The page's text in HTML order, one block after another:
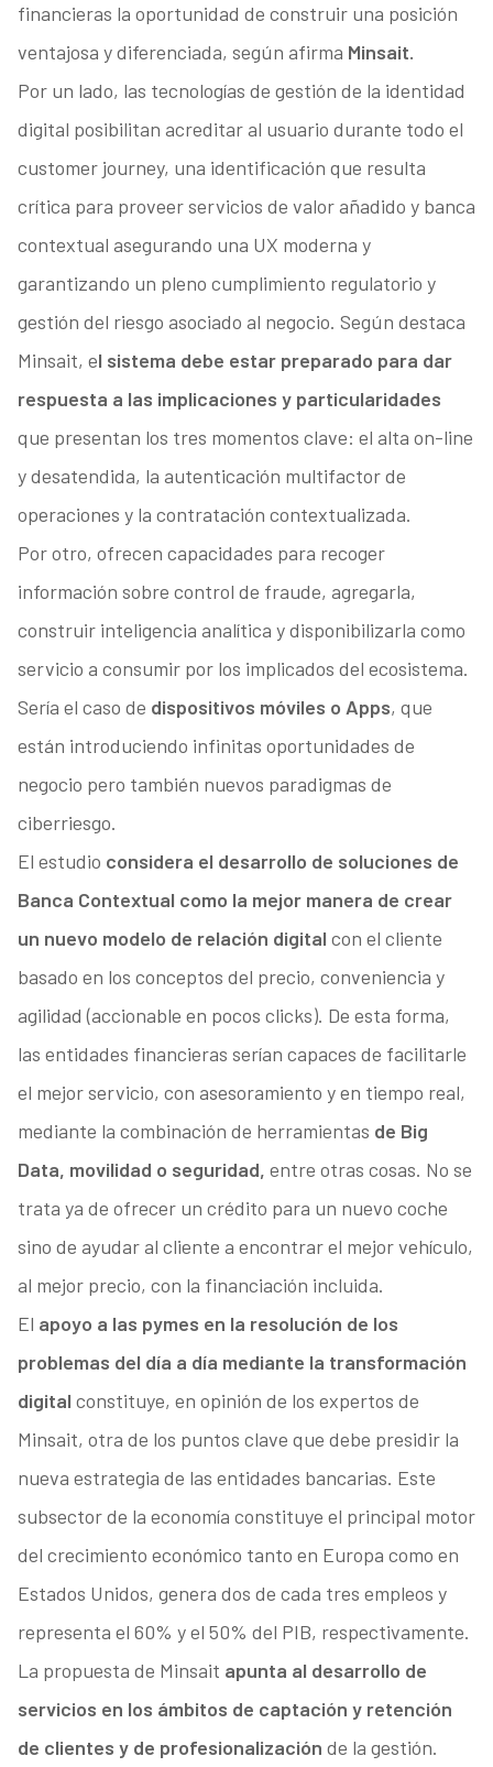
financieras la oportunidad de construir una posición
ventajosa y diferenciada, según afirma Minsait.
Por un lado, las tecnologías de gestión de la identidad
digital posibilitan acreditar al usuario durante todo el
customer journey, una identificación que resulta
crítica para proveer servicios de valor añadido y banca
contextual asegurando una UX moderna y
garantizando un pleno cumplimiento regulatorio y
gestión del riesgo asociado al negocio. Según destaca
Minsait, el sistema debe estar preparado para dar
respuesta a las implicaciones y particularidades
que presentan los tres momentos clave: el alta on-line
y desatendida, la autenticación multifactor de
operaciones y la contratación contextualizada.
Por otro, ofrecen capacidades para recoger
información sobre control de fraude, agregarla,
construir inteligencia analítica y disponibilizarla como
servicio a consumir por los implicados del ecosistema.
Sería el caso de dispositivos móviles o Apps, que
están introduciendo infinitas oportunidades de
negocio pero también nuevos paradigmas de
ciberriesgo.
El estudio considera el desarrollo de soluciones de
Banca Contextual como la mejor manera de crear
un nuevo modelo de relación digital con el cliente
basado en los conceptos del precio, conveniencia y
agilidad (accionable en pocos clicks). De esta forma,
las entidades financieras serían capaces de facilitarle
el mejor servicio, con asesoramiento y en tiempo real,
mediante la combinación de herramientas de Big
Data, movilidad o seguridad, entre otras cosas. No se
trata ya de ofrecer un crédito para un nuevo coche
sino de ayudar al cliente a encontrar el mejor vehículo,
al mejor precio, con la financiación incluida.
El apoyo a las pymes en la resolución de los
problemas del día a día mediante la transformación
digital constituye, en opinión de los expertos de
Minsait, otra de los puntos clave que debe presidir la
nueva estrategia de las entidades bancarias. Este
subsector de la economía constituye el principal motor
del crecimiento económico tanto en Europa como en
Estados Unidos, genera dos de cada tres empleos y
representa el 60% y el 50% del PIB, respectivamente.
La propuesta de Minsait apunta al desarrollo de
servicios en los ámbitos de captación y retención
de clientes y de profesionalización de la gestión.